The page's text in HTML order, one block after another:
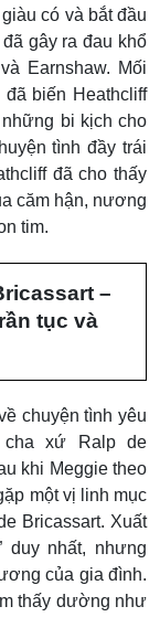
có và bắt đầu
gây ra đau khổ
Earnshaw. Mối
biến Heathcliff
bi kịch cho
tình đầy trái
đã cho thấy
căm hận, nương
tim.
–
tục và
chuyện tình yêu
cha xứ Ralp de
khi Meggie theo
một vị linh mục
Bricassart. Xuất
duy nhất, nhưng
của gia đình.
thấy dường như